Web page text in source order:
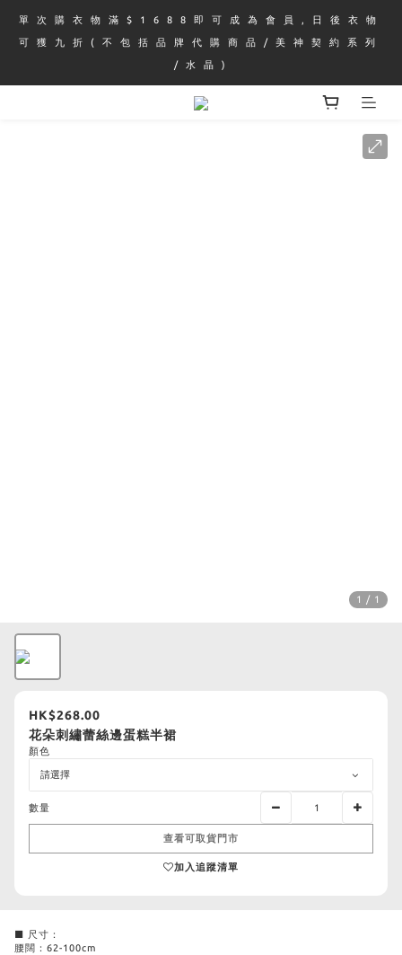
單 次 購 衣 物 滿 $ 1 6 8 8 即 可 成 為 會 員 , 日 後 衣 物
可 獲 九 折 ( 不 包 括 品 牌 代 購 商 品 / 美 神 契 約 系 列
/ 水 晶 )
1 / 1
HK$268.00
花朵刺繡蕾絲邊蛋糕半裙
顏色
數量
查看可取貨門市
加入追蹤清單
■ 尺寸：
腰闊：62-100cm